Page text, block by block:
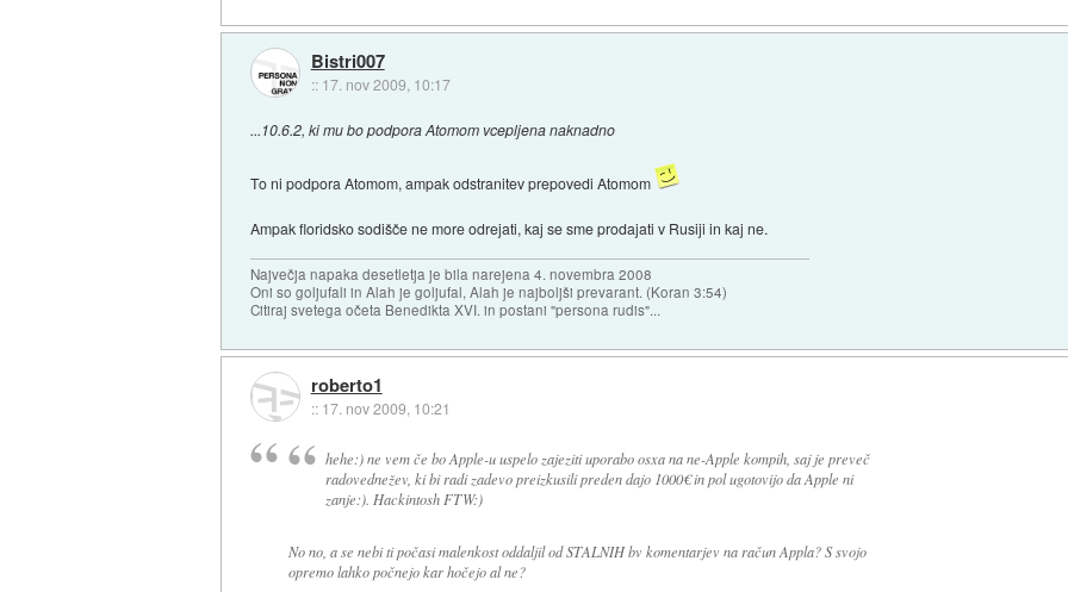
Bistri007
:: 17. nov 2009, 10:17
...10.6.2, ki mu bo podpora Atomom vcepljena naknadno
To ni podpora Atomom, ampak odstranitev prepovedi Atomom
Ampak floridsko sodišče ne more odrejati, kaj se sme prodajati v Rusiji in kaj ne.
Največja napaka desetletja je bila narejena 4. novembra 2008
Oni so goljufali in Alah je goljufal, Alah je najboljši prevarant. (Koran 3:54)
Citiraj svetega očeta Benedikta XVI. in postani "persona rudis"...
roberto1
:: 17. nov 2009, 10:21
hehe:) ne vem če bo Apple-u uspelo zajeziti uporabo osxa na ne-Apple kompih, saj je preveč
radovednežev, ki bi radi zadevo preizkusili preden dajo 1000€ in pol ugotovijo da Apple ni
zanje:). Hackintosh FTW:)
No no, a se nebi ti počasi malenkost oddaljil od STALNIH bv komentarjev na račun Appla? S svojo
opremo lahko počnejo kar hočejo al ne?